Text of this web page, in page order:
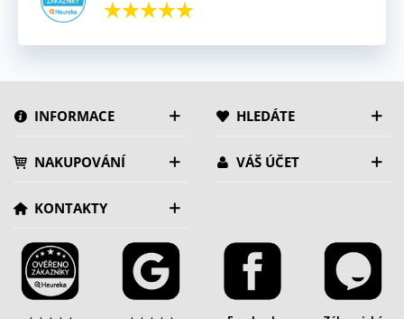
INFORMACE HLEDÁTE
NAKUPOVÁNÍ VÁŠ ÚČET
KONTAKTY